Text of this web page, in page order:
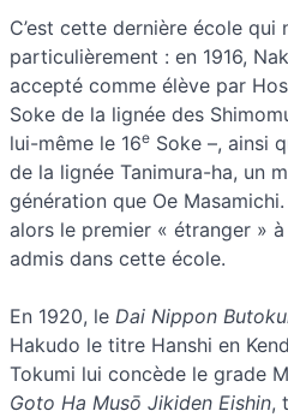
C’est cette dernière école qui
particulièrement : en 1916,
accepté comme élève par
Soke de la lignée des
lui-même le 16e Soke –, ainsi
de la lignée Tanimura-ha, un
génération que Oe
alors le premier « étranger »
admis dans cette école.
En 1920, le Dai Nippon
Hakudo le titre Hanshi en
Tokumi lui concède le grade
Goto Ha Musō Jikiden Eishin,